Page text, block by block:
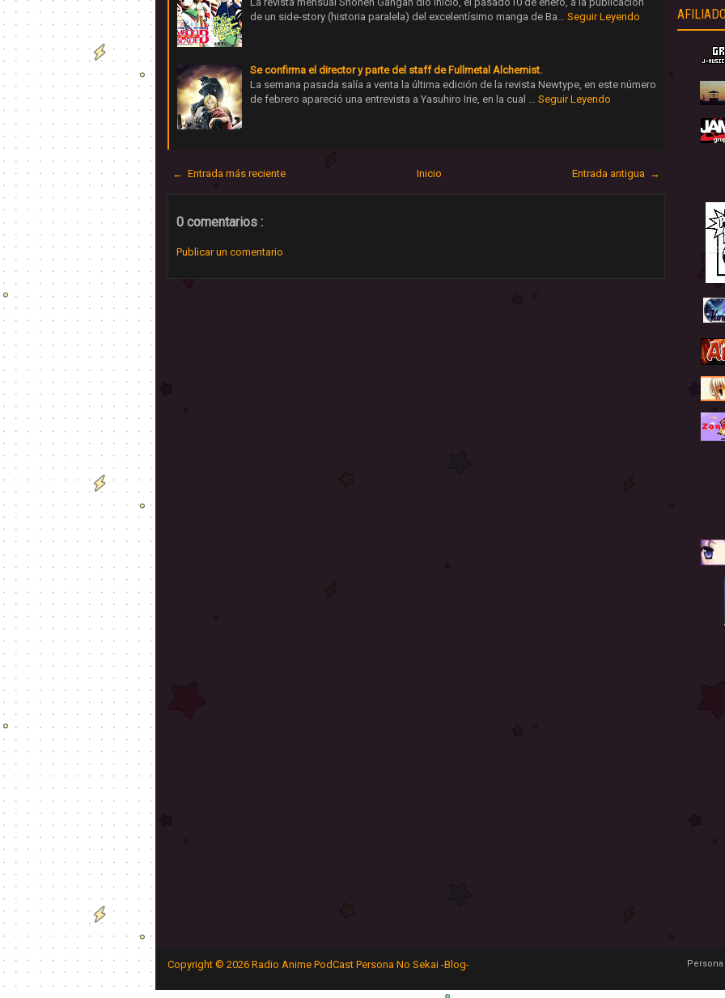
de un side-story (historia paralela) del excelentísimo manga de Ba… Seguir Leyendo
Se confirma el director y parte del staff de Fullmetal Alchemist.
La semana pasada salía a venta la última edición de la revista Newtype, en este número
de febrero apareció una entrevista a Yasuhiro Irie, en la cual … Seguir Leyendo
← Entrada más reciente Entrada antigua →
Inicio
0 comentarios :
Publicar un comentario
Copyright © 2026 Radio Anime PodCast Persona No Sekai -Blog-